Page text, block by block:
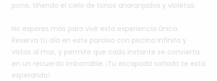
pone, tiñendo el cielo de tonos anaranjados y violetas.
No esperes más para vivir esta experiencia única.
Reserva tu día en este paraíso con piscina infinita y
vistas al mar, y permite que cada instante se convierta
en un recuerdo imborrable. ¡Tu escapada soñado te está
esperando!